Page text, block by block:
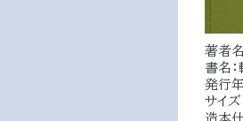
著者
書名
発行
サイ
造本